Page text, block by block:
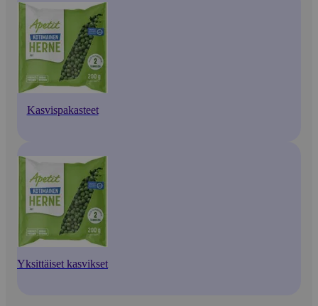
Kasvispakasteet
Yksittäiset kasvikset